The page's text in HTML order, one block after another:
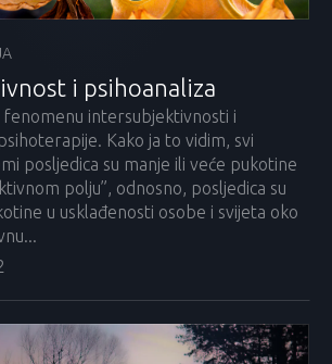
i psihoanaliza
fenomenu intersubjektivnosti i
Kako ja to vidim, svi
posljedica su manje ili veće pukotine
polju”, odnosno, posljedica su
u usklađenosti osobe i svijeta oko